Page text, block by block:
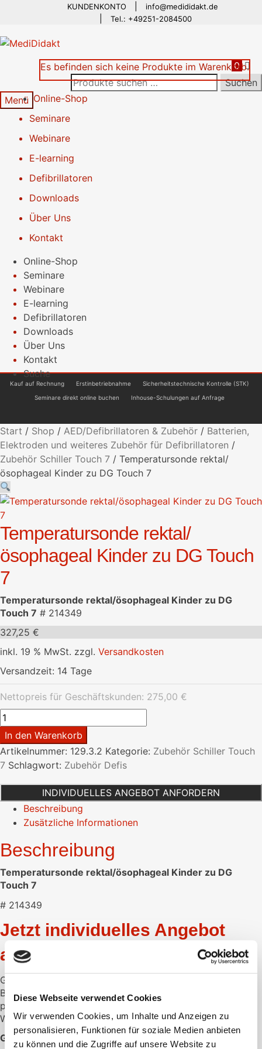
Diese Webseite verwendet Cookies
Wir verwenden Cookies, um Inhalte und Anzeigen zu
personalisieren, Funktionen für soziale Medien anbieten
zu können und die Zugriffe auf unsere Website zu
KUNDENKONTO
info@medididakt.de
Tel.: +49251-2084500
springen
Inhalt
Suchen
nach:
Suchen
Menü Online-Shop
Seminare
Webinare
E-learning
Defibrillatoren
Downloads
Über Uns
Kontakt
Online-Shop
Seminare
Webinare
E-learning
Defibrillatoren
Downloads
Über Uns
Kontakt
Suche
0
Es befinden sich keine Produkte im Warenkorb.
Kauf auf Rechnung Erstinbetriebnahme
Sicherheitstechnische Kontrolle (STK)
Seminare direkt online buchen
Inhouse-Schulungen auf Anfrage
Start / Shop / AED/Defibrillatoren & Zubehör / Batterien,
Elektroden und weiteres Zubehör für Defibrillatoren /
Zubehör Schiller Touch 7 / Temperatursonde rektal/
ösophageal Kinder zu DG Touch 7
Temperatursonde rektal/
ösophageal Kinder zu DG Touch
7
Temperatursonde rektal/ösophageal Kinder zu DG
Touch 7 # 214349
327,25 €
inkl. 19 % MwSt. zzgl. Versandkosten
Versandzeit: 14 Tage
Nettopreis für Geschäftskunden: 275,00 €
Temperatursonde
rektal/
ösophageal
Kinder
zu
DG
Touch
Menge
In den Warenkorb
Artikelnummer: 129.3.2 Kategorie: Zubehör Schiller Touch
7 Schlagwort: Zubehör Defis
INDIVIDUELLES ANGEBOT ANFORDERN
Beschreibung
Zusätzliche Informationen
Beschreibung
Temperatursonde rektal/ösophageal Kinder zu DG
Touch 7
# 214349
Jetzt individuelles Angebot
anfordern
Gerne unterbreiten wir Ihnen ein individuelles Angebot.
Bitte hinterlassen Sie hier die gewünschte Menge und Ihre
persönlichen Daten.
Wir melden uns dann schnellstmöglich bei Ihnen.
GEWÜNSCHTE MENGE: